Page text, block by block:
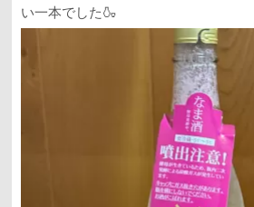
い一本でした🍶